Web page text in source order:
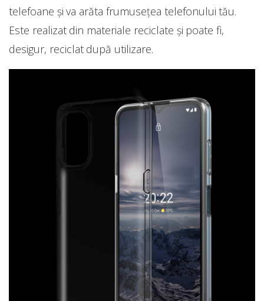
telefoane și va arăta frumusețea telefonului tău.
Este realizat din materiale reciclate și poate fi,
desigur, reciclat după utilizare.